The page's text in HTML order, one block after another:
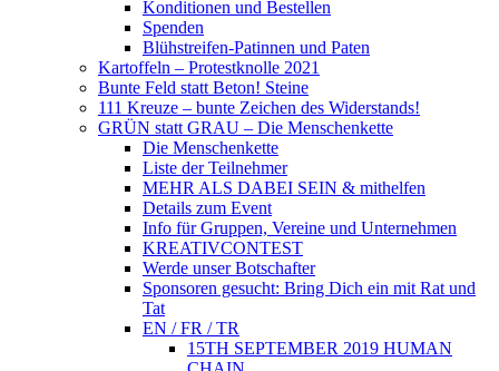
Konditionen und Bestellen
Spenden
Blühstreifen-Patinnen und Paten
Kartoffeln – Protestknolle 2021
Bunte Feld statt Beton! Steine
111 Kreuze – bunte Zeichen des Widerstands!
GRÜN statt GRAU – Die Menschenkette
Die Menschenkette
Liste der Teilnehmer
MEHR ALS DABEI SEIN & mithelfen
Details zum Event
Info für Gruppen, Vereine und Unternehmen
KREATIVCONTEST
Werde unser Botschafter
Sponsoren gesucht: Bring Dich ein mit Rat und
Tat
EN / FR / TR
15TH SEPTEMBER 2019 HUMAN